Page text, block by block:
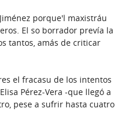
porque'l maxistráu
El so borrador prevía la
tantos, amás de criticar
el fracasu de los intentos
Pérez-Vera -que llegó a
pese a sufrir hasta cuatro